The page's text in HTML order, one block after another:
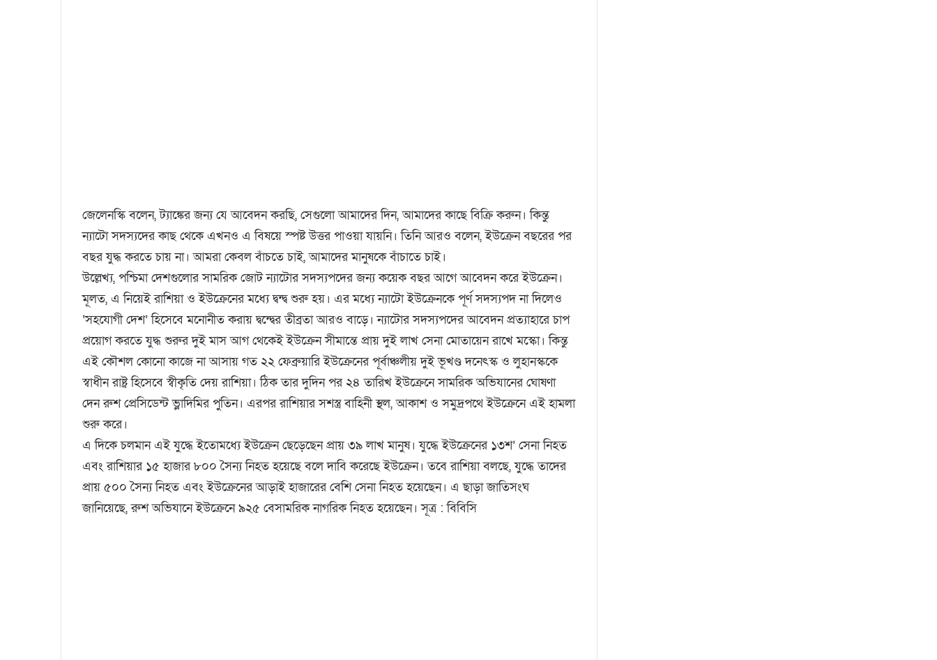
জেলেনস্কি বলেন, ট্যাঙ্কের জন্য যে আবেদন করছি, সেগুলো আমাদের দিন, আমাদের কাছে বিক্রি করুন। কিন্তু
ন্যাটো সদস্যদের কাছ থেকে এখনও এ বিষয়ে স্পষ্ট উত্তর পাওয়া যায়নি। তিনি আরও বলেন, ইউক্রেন বছরের পর
বছর যুদ্ধ করতে চায় না। আমরা কেবল বাঁচতে চাই, আমাদের মানুষকে বাঁচাতে চাই।
উল্লেখ্য, পশ্চিমা দেশগুলোর সামরিক জোট ন্যাটোর সদস্যপদের জন্য কয়েক বছর আগে আবেদন করে ইউক্রেন।
মূলত, এ নিয়েই রাশিয়া ও ইউক্রেনের মধ্যে দ্বন্দ্ব শুরু হয়। এর মধ্যে ন্যাটো ইউক্রেনকে পূর্ণ সদস্যপদ না দিলেও
‘সহযোগী দেশ’ হিসেবে মনোনীত করায় দ্বন্দ্বের তীব্রতা আরও বাড়ে। ন্যাটোর সদস্যপদের আবেদন প্রত্যাহারে চাপ
প্রয়োগ করতে যুদ্ধ শুরুর দুই মাস আগ থেকেই ইউক্রেন সীমান্তে প্রায় দুই লাখ সেনা মোতায়েন রাখে মস্কো। কিন্তু
এই কৌশল কোনো কাজে না আসায় গত ২২ ফেব্রুয়ারি ইউক্রেনের পূর্বাঞ্চলীয় দুই ভূখণ্ড দনেৎস্ক ও লুহানস্ককে
স্বাধীন রাষ্ট্র হিসেবে স্বীকৃতি দেয় রাশিয়া। ঠিক তার দুদিন পর ২৪ তারিখ ইউক্রেনে সামরিক অভিযানের ঘোষণা
দেন রুশ প্রেসিডেন্ট ভ্লাদিমির পুতিন। এরপর রাশিয়ার সশস্ত্র বাহিনী স্থল, আকাশ ও সমুদ্রপথে ইউক্রেনে এই হামলা
শুরু করে।
এ দিকে চলমান এই যুদ্ধে ইতোমধ্যে ইউক্রেন ছেড়েছেন প্রায় ৩৯ লাখ মানুষ। যুদ্ধে ইউক্রেনের ১৩শ’ সেনা নিহত
এবং রাশিয়ার ১৫ হাজার ৮০০ সৈন্য নিহত হয়েছে বলে দাবি করেছে ইউক্রেন। তবে রাশিয়া বলছে, যুদ্ধে তাদের
প্রায় ৫০০ সৈন্য নিহত এবং ইউক্রেনের আড়াই হাজারের বেশি সেনা নিহত হয়েছেন। এ ছাড়া জাতিসংঘ
জানিয়েছে, রুশ অভিযানে ইউক্রেনে ৯২৫ বেসামরিক নাগরিক নিহত হয়েছেন। সূত্র : বিবিসি